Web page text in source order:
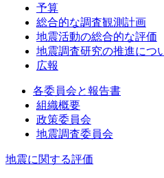
予算
総合的な調査観測計画
地震活動の総合的な評価
地震調査研究の推進につ
広報
各委員会と報告書
組織概要
政策委員会
地震調査委員会
地震に関する評価